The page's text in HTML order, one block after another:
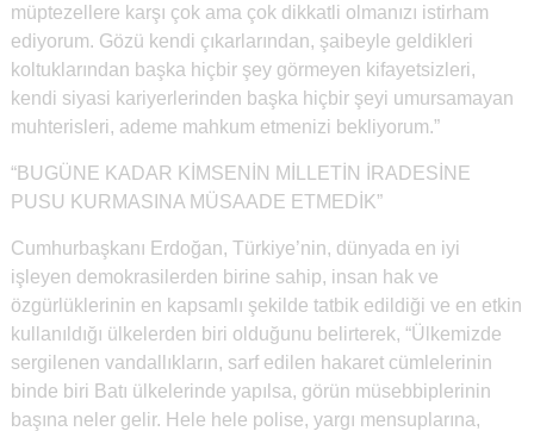
müptezellere karşı çok ama çok dikkatli olmanızı istirham
ediyorum. Gözü kendi çıkarlarından, şaibeyle geldikleri
koltuklarından başka hiçbir şey görmeyen kifayetsizleri,
kendi siyasi kariyerlerinden başka hiçbir şeyi umursamayan
muhterisleri, ademe mahkum etmenizi bekliyorum.”
“BUGÜNE KADAR KİMSENİN MİLLETİN İRADESİNE
PUSU KURMASINA MÜSAADE ETMEDİK”
Cumhurbaşkanı Erdoğan, Türkiye’nin, dünyada en iyi
işleyen demokrasilerden birine sahip, insan hak ve
özgürlüklerinin en kapsamlı şekilde tatbik edildiği ve en etkin
kullanıldığı ülkelerden biri olduğunu belirterek, “Ülkemizde
sergilenen vandallıkların, sarf edilen hakaret cümlelerinin
binde biri Batı ülkelerinde yapılsa, görün müsebbiplerinin
başına neler gelir. Hele hele polise, yargı mensuplarına,